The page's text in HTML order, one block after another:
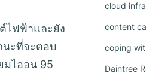
ไฟฟ้าและยัง
นะที่จะตอบ
มไออน 95
cloud
content
coping
Daintree